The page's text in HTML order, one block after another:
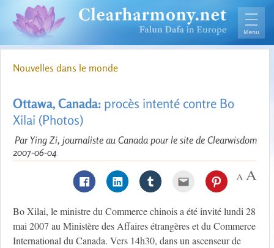
Nouvelles dans le monde
Ottawa, Canada: procès intenté contre Bo
Xilai (Photos)
Par Ying Zi, journaliste au Canada pour le site de Clearwisdom
2007-06-04
Bo Xilai, le ministre du Commerce chinois a été invité lundi 28
mai 2007 au Ministère des Affaires étrangères et du Commerce
International du Canada. Vers 14h30, dans un ascenseur de